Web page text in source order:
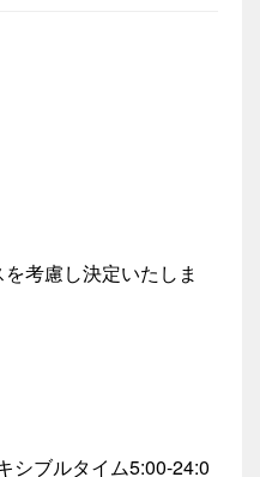
考慮し決定いたしま
シブルタイム5:00-24:0